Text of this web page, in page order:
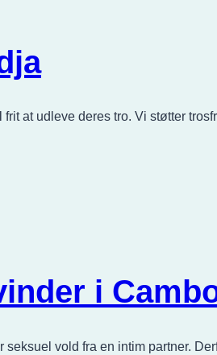
at udleve deres tro. Vi støtter
i
seksuel vold fra en intim partner.